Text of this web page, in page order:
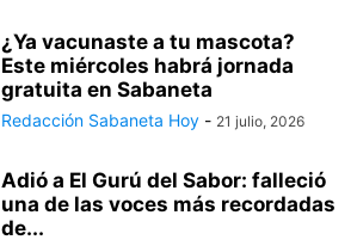
¿Ya vacunaste a tu mascota?
Este miércoles habrá jornada
gratuita en Sabaneta
Redacción Sabaneta Hoy - 21 julio, 2026
Adió a El Gurú del Sabor: falleció
una de las voces más recordadas
de...